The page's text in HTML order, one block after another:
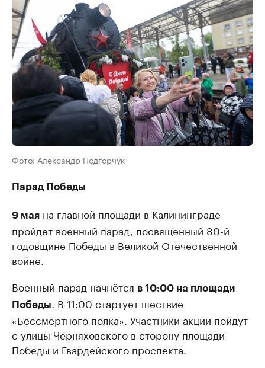
Фото: Александр Подгорчук
Парад Победы
9 мая на главной площади в Калининграде
пройдет военный парад, посвященный 80-й
годовщине Победы в Великой Отечественной
войне.
Военный парад начнётся в 10:00 на площади
Победы
. В 11:00 стартует шествие
«Бессмертного полка». Участники акции пойдут
с улицы Черняховского в сторону площади
Победы и Гвардейского проспекта.